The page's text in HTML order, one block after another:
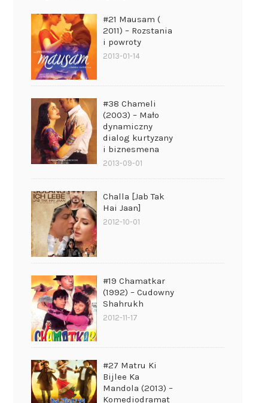
#21 Mausam (
2011) – Rozstania
i powroty
2013-01-14
#38 Chameli
(2003) – Mało
dynamiczny
dialog kurtyzany
i biznesmena
2013-09-01
Challa [Jab Tak
Hai Jaan]
2012-10-01
#19 Chamatkar
(1992) – Cudowny
Shahrukh
2012-11-17
#27 Matru Ki
Bijlee Ka
Mandola (2013) –
Komediodramat